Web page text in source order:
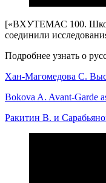
[«ВХУТЕМАС 100. Школа
соединили
Подробнее узнать о
Хан-Магомедова С.
Bokova A. Avant-Garde
Ракитин В. и